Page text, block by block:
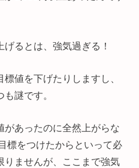
るとは、強気過ぎる！
値を下げたりしますし、
謎です。
があったのに全然上がらな
標をつけたからといって必
りませんが、ここまで強気